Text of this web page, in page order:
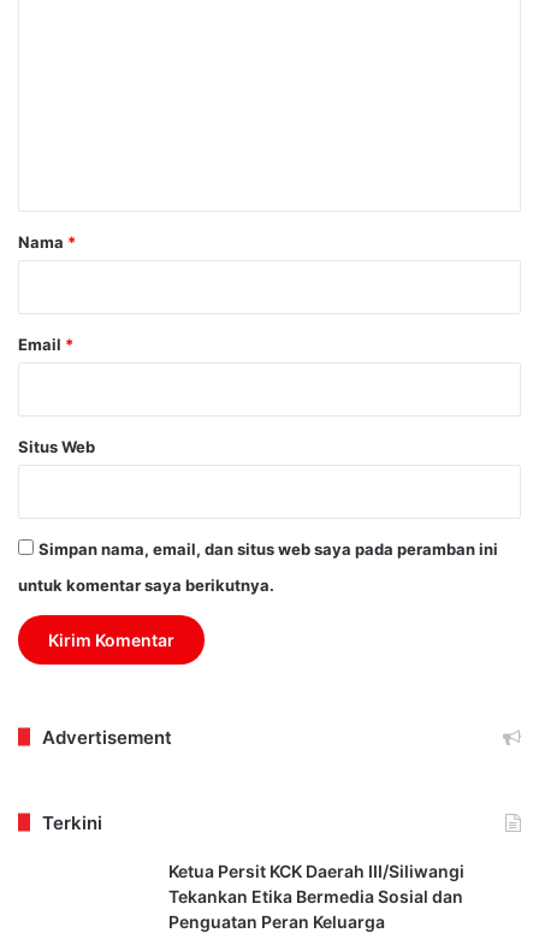
rNama *
Email *
Situs Web
Simpan nama, email, dan situs web saya pada peramban ini
untuk komentar saya berikutnya.
Advertisement
Terkini
Ketua Persit KCK Daerah III/Siliwangi
Tekankan Etika Bermedia Sosial dan
Penguatan Peran Keluarga